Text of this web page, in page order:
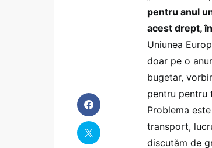
pentru anul
acest drept,
Uniunea
doar pe o
bugetar,
pentru pentru
Problema
transport,
discutăm de